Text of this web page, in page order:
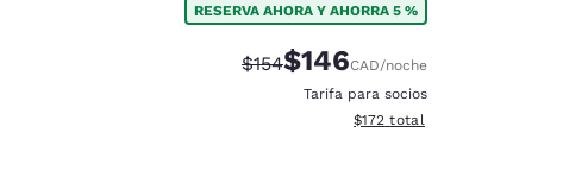
RESERVA AHORA Y AHORRA 5 %
Precio tachado:
$154Precio con descuento:
$146CAD/noche
Tarifa para socios
Ver detalles del total
$172 total